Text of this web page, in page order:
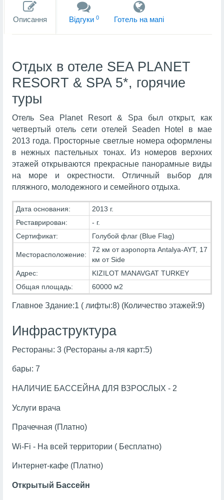
Описання Вiдгуки 0 Готель на мапi
Отдых в отеле SEA PLANET
RESORT & SPA 5*, горячие
туры
Отель Sea Planet Resort & Spa был открыт, как
четвертый отель сети отелей Seaden Hotel в мае
2013 года. Просторные светлые номера оформлены
в нежных пастельных тонах. Из номеров верхних
этажей открываются прекрасные панорамные виды
на море и окрестности. Отличный выбор для
пляжного, молодежного и семейного отдыха.
Дата основания:
2013 г.
Реставрирован:
- г.
Сертификат:
Голубой флаг (Blue Flag)
Месторасположение:
72 км от аэропорта Antalya-AYT, 17
км от Side
Адрес:
KIZILOT MANAVGAT TURKEY
Общая площадь:
60000 м2
Главное Здание:1 ( лифты:8) (Количество этажей:9)
Инфраструктура
Рестораны: 3 (Рестораны а-ля карт:5)
бары: 7
НАЛИЧИЕ БАССЕЙНА ДЛЯ ВЗРОСЛЫХ - 2
Услуги врача
Прачечная (Платно)
Wi-Fi - На всей территории ( Бесплатно)
Интернет-кафе (Платно)
Открытый Бассейн